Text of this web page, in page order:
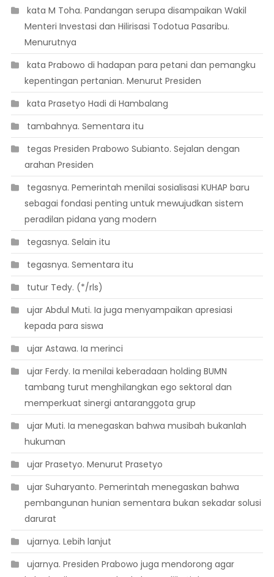
 kata M Toha. Pandangan serupa disampaikan Wakil
Menteri Investasi dan Hilirisasi Todotua Pasaribu.
Menurutnya
 kata Prabowo di hadapan para petani dan pemangku
kepentingan pertanian. Menurut Presiden
 kata Prasetyo Hadi di Hambalang
 tambahnya. Sementara itu
 tegas Presiden Prabowo Subianto. Sejalan dengan
arahan Presiden
 tegasnya. Pemerintah menilai sosialisasi KUHAP baru
sebagai fondasi penting untuk mewujudkan sistem
peradilan pidana yang modern
 tegasnya. Selain itu
 tegasnya. Sementara itu
 tutur Tedy. (*/rls)
 ujar Abdul Muti. Ia juga menyampaikan apresiasi
kepada para siswa
 ujar Astawa. Ia merinci
 ujar Ferdy. Ia menilai keberadaan holding BUMN
tambang turut menghilangkan ego sektoral dan
memperkuat sinergi antaranggota grup
 ujar Muti. Ia menegaskan bahwa musibah bukanlah
hukuman
 ujar Prasetyo. Menurut Prasetyo
 ujar Suharyanto. Pemerintah menegaskan bahwa
pembangunan hunian sementara bukan sekadar solusi
darurat
 ujarnya. Lebih lanjut
 ujarnya. Presiden Prabowo juga mendorong agar